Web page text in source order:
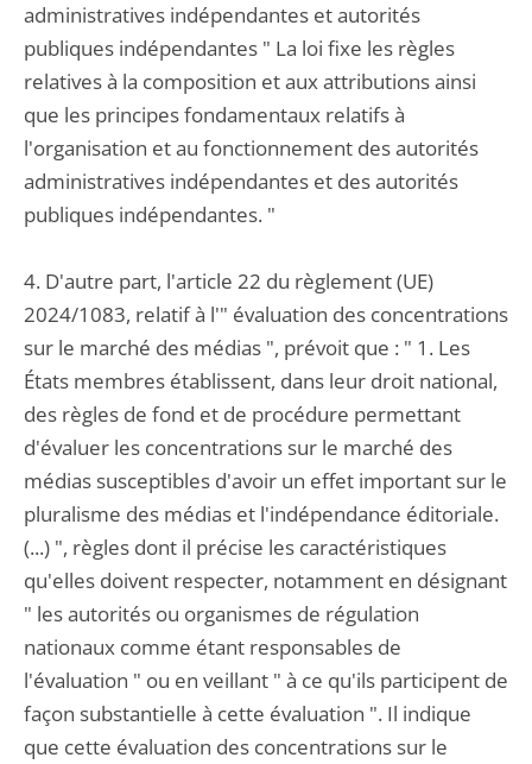
administratives indépendantes et autorités
publiques indépendantes " La loi fixe les règles
relatives à la composition et aux attributions ainsi
que les principes fondamentaux relatifs à
l'organisation et au fonctionnement des autorités
administratives indépendantes et des autorités
publiques indépendantes. "
4. D'autre part, l'article 22 du règlement (UE)
2024/1083, relatif à l'" évaluation des concentrations
sur le marché des médias ", prévoit que : " 1. Les
États membres établissent, dans leur droit national,
des règles de fond et de procédure permettant
d'évaluer les concentrations sur le marché des
médias susceptibles d'avoir un effet important sur le
pluralisme des médias et l'indépendance éditoriale.
(...) ", règles dont il précise les caractéristiques
qu'elles doivent respecter, notamment en désignant
" les autorités ou organismes de régulation
nationaux comme étant responsables de
l'évaluation " ou en veillant " à ce qu'ils participent de
façon substantielle à cette évaluation ". Il indique
que cette évaluation des concentrations sur le